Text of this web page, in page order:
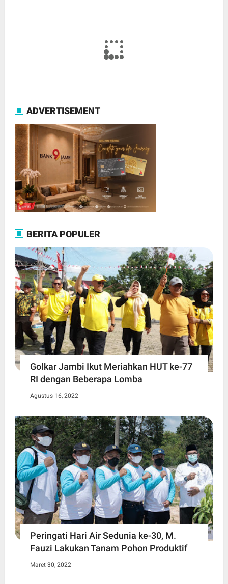
ADVERTISEMENT
BERITA POPULER
Golkar Jambi Ikut Meriahkan HUT ke-77
RI dengan Beberapa Lomba
Agustus 16, 2022
Peringati Hari Air Sedunia ke-30, M.
Fauzi Lakukan Tanam Pohon Produktif
Maret 30, 2022